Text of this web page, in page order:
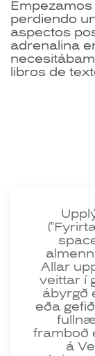
perdiendo
aspectos
adrenalina
libros de
Allar
veittar í
ábyrgð
eða
framboð
á